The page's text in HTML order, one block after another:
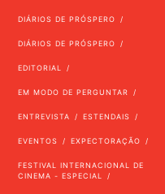
DIÁRIOS DE PRÓSPERO
DIÁRIOS DE PRÓSPERO
EDITORIAL
EM MODO DE PERGUNTAR
ENTREVISTA ESTENDAIS
EVENTOS EXPECTORAÇÃO
FESTIVAL INTERNACIONAL DE
CINEMA - ESPECIAL